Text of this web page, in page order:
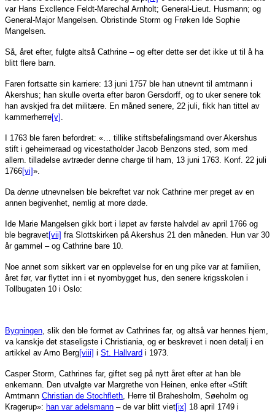
var Hans Excllence Feldt-Marechal Arnholt; General-Lieut. Husmann; og
General-Major Mangelsen. Obristinde Storm og Frøken Ide Sophie
Mangelsen.
Så, året efter, fulgte altså Cathrine – og efter dette ser det ikke ut til å ha
blitt flere barn.
Faren fortsatte sin karriere: 13 juni 1757 ble han utnevnt til amtmann i
Akershus; han skulle overta efter baron Gersdorff, og to uker senere tok
han avskjed fra det militære. En måned senere, 22 juli, fikk han tittel av
kammerherre[v]
I 1763 ble faren befordret: «… tillike stiftsbefalingsmand over Akershus
stift i geheimeraad og vicestatholder Jacob Benzons sted, som med
allern. tilladelse avtræder denne charge til ham, 13 juni 1763. Konf. 22 juli
1766[vi]».
Da denne utnevnelsen ble bekreftet var nok Cathrine mer preget av en
annen begivenhet, nemlig at more døde.
Ide Marie Mangelsen gikk bort i løpet av første halvdel av april 1766 og
ble begravet[vii] fra Slottskirken på Akershus 21 den måneden. Hun var 30
år gammel – og Cathrine bare 10.
Noe annet som sikkert var en opplevelse for en ung pike var at familien,
året før, var flyttet inn i et nyombygget hus, den senere krigsskolen i
Tollbugaten 10 i Oslo:
Bygningen , slik den ble formet av Cathrines far, og altså var hennes hjem,
va kanskje det staseligste i Christiania, og er beskrevet i noen detalj i en
artikkel av Arno Berg[viii] i St. Hallvard i 1973.
Casper Storm, Cathrines far, giftet seg på nytt året efter at han ble
enkemann. Den utvalgte var Margrethe von Heinen, enke efter «Stift
Amtmann Christian de Stochfleth , Herre til Brahesholm, Søeholm og
Kragerup»: han var adelsmann – de var blitt viet[ix] 18 april 1749 i